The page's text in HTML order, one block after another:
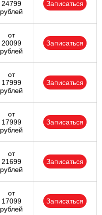
24799
рублей
Записаться
от
20099
рублей
Записаться
от
17999
рублей
Записаться
от
17999
рублей
Записаться
от
21699
рублей
Записаться
от
17099
рублей
Записаться